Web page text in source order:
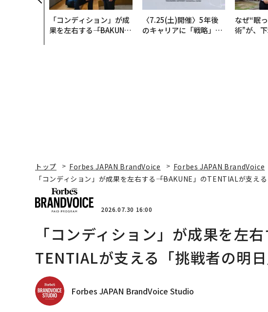
「コンディション」が成
果を左右する――「BAKUN
〈7.25(土)開催〉5年後
のキャリアに「戦略」は
なぜ“眠
術”が、
トップ Forbes JAPAN BrandVoice
Forbes JAPAN BrandVoice
「コンディション」が成果を左右する――「BAKUNE」のTENTIALが支え
2026.07.30 16:00
「コンディション」が成果を左右
TENTIALが支える「挑戦者の明日
Forbes JAPAN BrandVoice Studio